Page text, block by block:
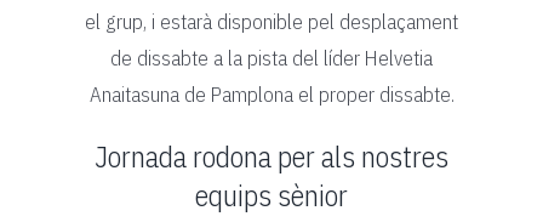
el grup, i estarà disponible pel desplaçament
de dissabte a la pista del líder Helvetia
Anaitasuna de Pamplona el proper dissabte.
Jornada rodona per als nostres
equips sènior